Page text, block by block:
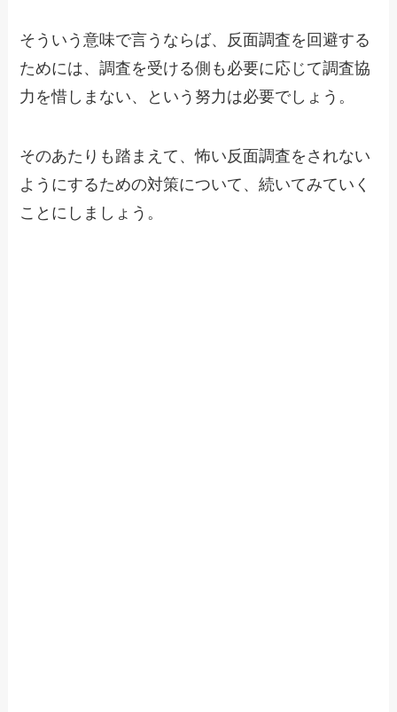
そういう意味で言うならば、反面調査を回避する
ためには、調査を受ける側も必要に応じて調査協
力を惜しまない、という努力は必要でしょう。
そのあたりも踏まえて、怖い反面調査をされない
ようにするための対策について、続いてみていく
ことにしましょう。